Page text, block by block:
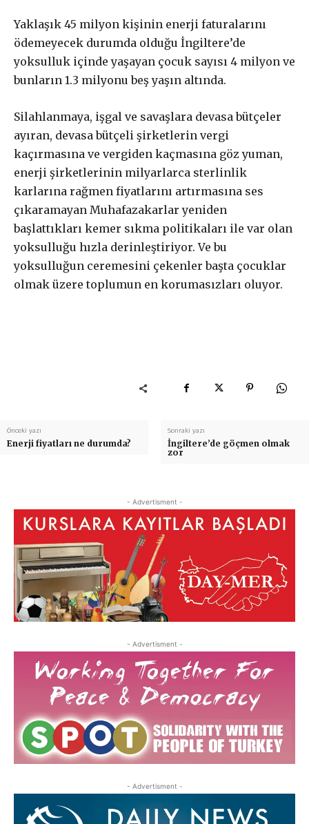
Yaklaşık 45 milyon kişinin enerji faturalarını
ödemeyecek durumda olduğu İngiltere’de
yoksulluk içinde yaşayan çocuk sayısı 4 milyon ve
bunların 1.3 milyonu beş yaşın altında.
Silahlanmaya, işgal ve savaşlara devasa bütçeler
ayıran, devasa bütçeli şirketlerin vergi
kaçırmasına ve vergiden kaçmasına göz yuman,
enerji şirketlerinin milyarlarca sterlinlik
karlarına rağmen fiyatlarını artırmasına ses
çıkaramayan Muhafazakarlar yeniden
başlattıkları kemer sıkma politikaları ile var olan
yoksulluğu hızla derinleştiriyor. Ve bu
yoksulluğun ceremesini çekenler başta çocuklar
olmak üzere toplumun en korumasızları oluyor.
Önceki yazı
Enerji fiyatları ne durumda?
Sonraki yazı
İngiltere’de göçmen olmak
zor
- Advertisment -
- Advertisment -
- Advertisment -